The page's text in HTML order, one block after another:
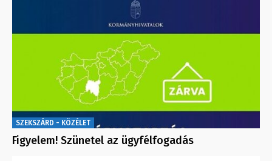
SZEKSZÁRD - KÖZÉLET
Figyelem! Szünetel az ügyfélfogadás